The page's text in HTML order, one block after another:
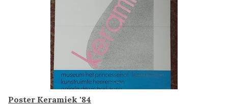
Poster Keramiek '84